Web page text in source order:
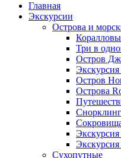
Главная
Экскурсии
Острова и
Три в
Остров
Экскурсия
Остров
Острова
Сухопутные